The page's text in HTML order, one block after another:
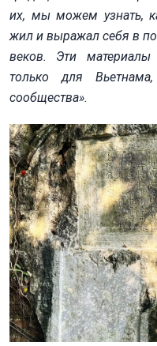
их, мы можем узнать,
жил и выражал себя в
веков. Эти
только для
сообщества».